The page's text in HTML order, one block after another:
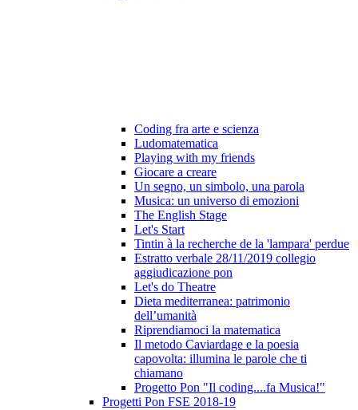
Coding fra arte e scienza
Ludomatematica
Playing with my friends
Giocare a creare
Un segno, un simbolo, una parola
Musica: un universo di emozioni
The English Stage
Let's Start
Tintin à la recherche de la 'lampara' perdue
Estratto verbale 28/11/2019 collegio
aggiudicazione pon
Let's do Theatre
Dieta mediterranea: patrimonio
dell’umanità
Riprendiamoci la matematica
Il metodo Caviardage e la poesia
capovolta: illumina le parole che ti
chiamano
Progetto Pon "Il coding....fa Musica!"
Progetti Pon FSE 2018-19